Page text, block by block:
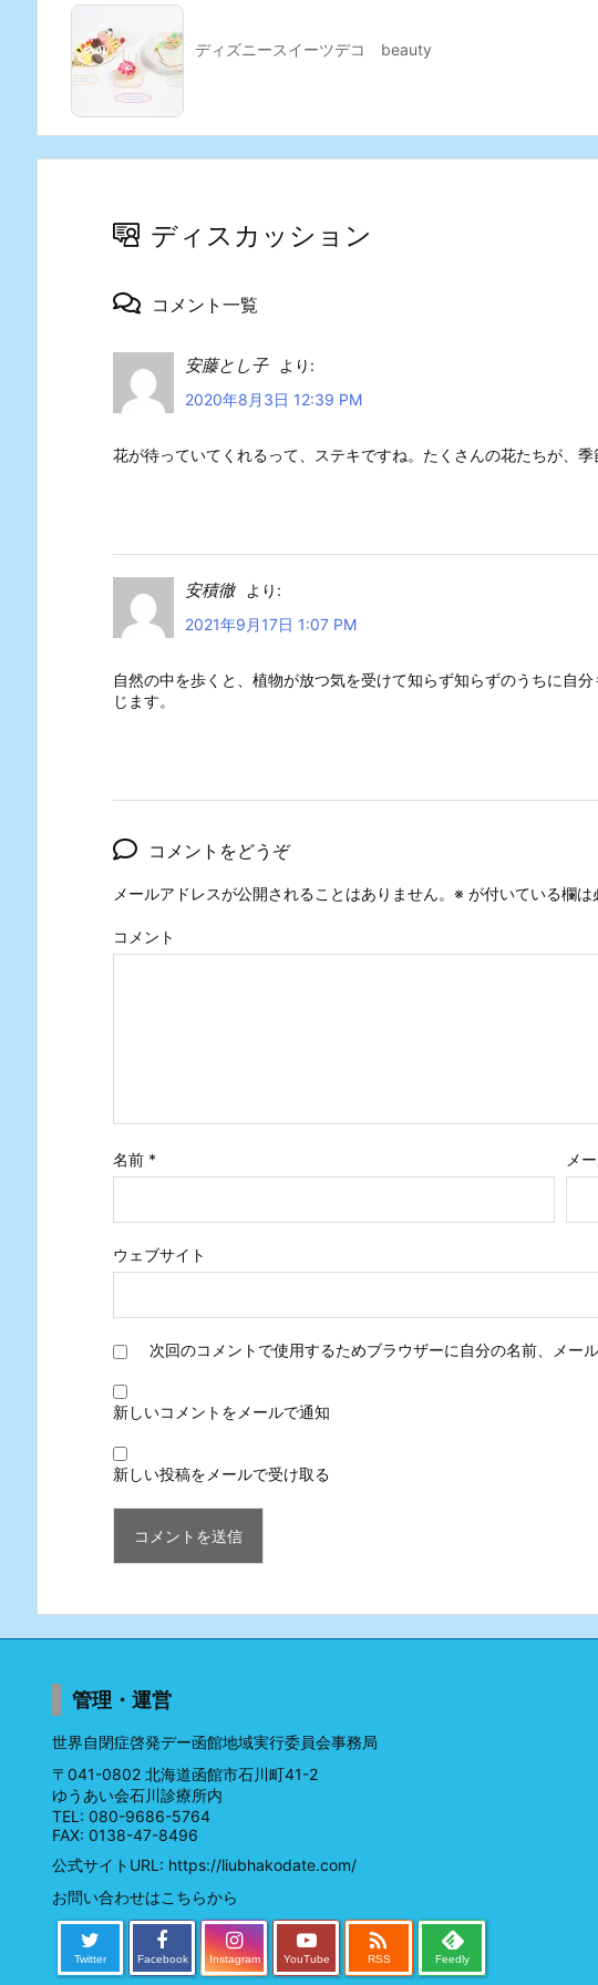
ディズニースイーツデコ beauty
ディスカッション
コメント一覧
安藤とし子
より:
2020年8月3日 12:39 PM
花が待っていてくれるって、ステキですね。たくさんの花たちが、
安積徹
より:
2021年9月17日 1:07 PM
自然の中を歩くと、植物が放つ気を受けて知らず知らずのうちに自
じます。
コメントをどうぞ
メールアドレスが公開されることはありません。 ※ が付いている欄は
コメント
名前 * メ
ウェブサイト
次回のコメントで使用するためブラウザーに自分の名前、メー
新しいコメントをメールで通知
新しい投稿をメールで受け取る
管理・運営
世界自閉症啓発デー函館地域実行委員会事務局
〒041-0802 北海道函館市石川町41-2
ゆうあい会石川診療所内
TEL: 080-9686-5764
FAX: 0138-47-8496
公式サイトURL: https://liubhakodate.com/
お問い合わせはこちらから
Twitter Facebook Instagram YouTube

RSS Feedly